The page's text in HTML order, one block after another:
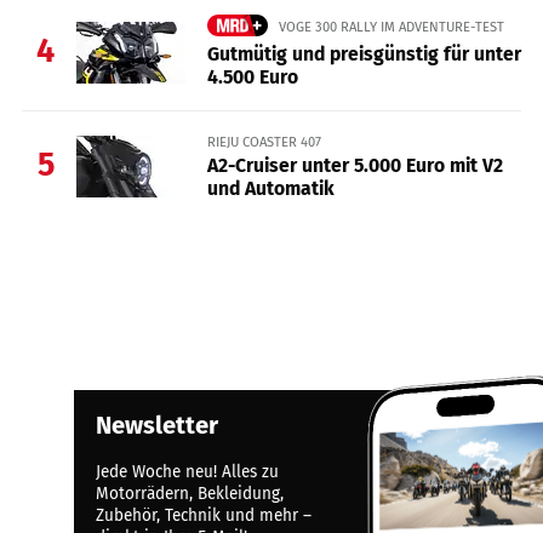
4
VOGE 300 RALLY IM ADVENTURE-TEST
Gutmütig und preisgünstig für unter
4.500 Euro
5
RIEJU COASTER 407
A2-Cruiser unter 5.000 Euro mit V2
und Automatik
Newsletter
Jede Woche neu! Alles zu
Motorrädern, Bekleidung,
Zubehör, Technik und mehr –